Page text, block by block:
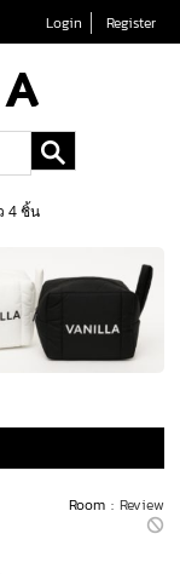
Login Register
4 ชิ้น
Room : Review